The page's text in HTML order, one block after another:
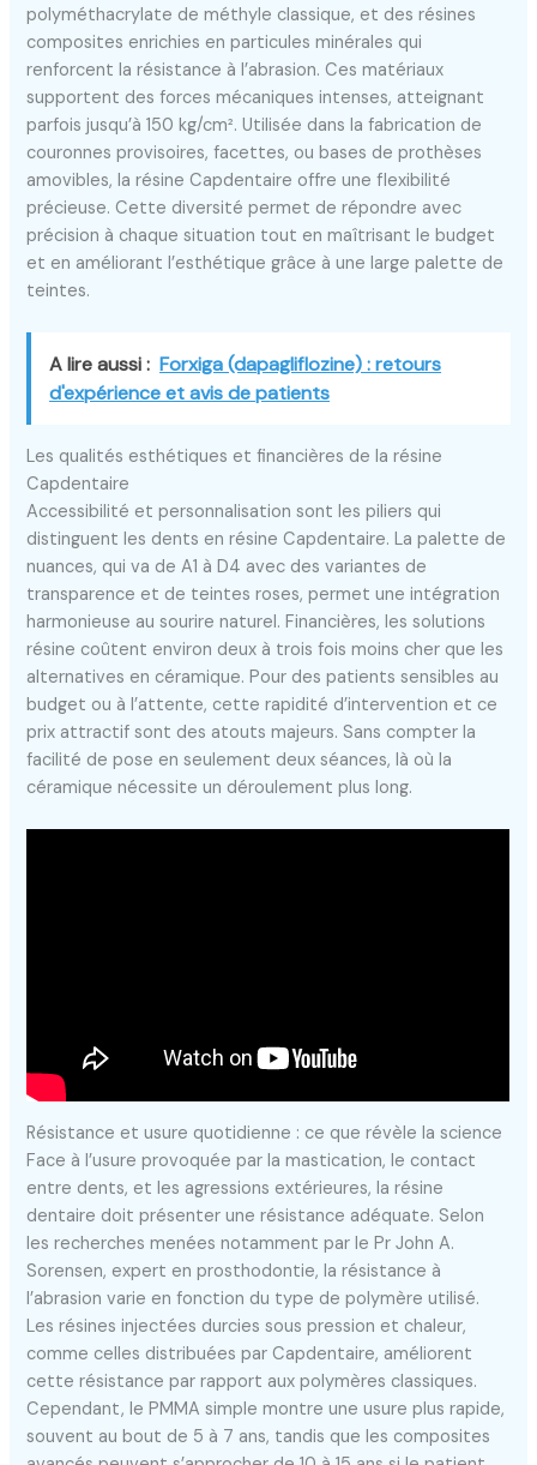
polyméthacrylate de méthyle classique, et des résines
composites enrichies en particules minérales qui
renforcent la résistance à l’abrasion. Ces matériaux
supportent des forces mécaniques intenses, atteignant
parfois jusqu’à 150 kg/cm². Utilisée dans la fabrication de
couronnes provisoires, facettes, ou bases de prothèses
amovibles, la résine Capdentaire offre une flexibilité
précieuse. Cette diversité permet de répondre avec
précision à chaque situation tout en maîtrisant le budget
et en améliorant l’esthétique grâce à une large palette de
teintes.
A lire aussi : Forxiga (dapagliflozine) : retours
d'expérience et avis de patients
Les qualités esthétiques et financières de la résine
Capdentaire
Accessibilité et personnalisation sont les piliers qui
distinguent les dents en résine Capdentaire. La palette de
nuances, qui va de A1 à D4 avec des variantes de
transparence et de teintes roses, permet une intégration
harmonieuse au sourire naturel. Financières, les solutions
résine coûtent environ deux à trois fois moins cher que les
alternatives en céramique. Pour des patients sensibles au
budget ou à l’attente, cette rapidité d’intervention et ce
prix attractif sont des atouts majeurs. Sans compter la
facilité de pose en seulement deux séances, là où la
céramique nécessite un déroulement plus long.
Résistance et usure quotidienne : ce que révèle la science
Face à l’usure provoquée par la mastication, le contact
entre dents, et les agressions extérieures, la résine
dentaire doit présenter une résistance adéquate. Selon
les recherches menées notamment par le Pr John A.
Sorensen, expert en prosthodontie, la résistance à
l’abrasion varie en fonction du type de polymère utilisé.
Les résines injectées durcies sous pression et chaleur,
comme celles distribuées par Capdentaire, améliorent
cette résistance par rapport aux polymères classiques.
Cependant, le PMMA simple montre une usure plus rapide,
souvent au bout de 5 à 7 ans, tandis que les composites